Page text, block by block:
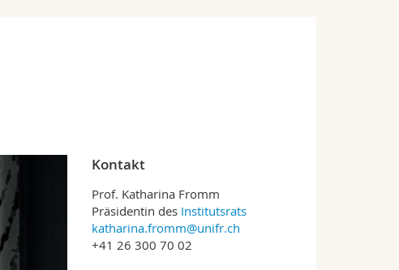
Kontakt
Prof. Katharina Fromm
Präsidentin des Institutsrats
katharina.fromm@unifr.ch
+41 26 300 70 02